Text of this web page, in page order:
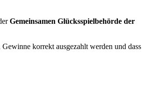
Gemeinsamen Glücksspielbehörde der
korrekt ausgezahlt werden und dass